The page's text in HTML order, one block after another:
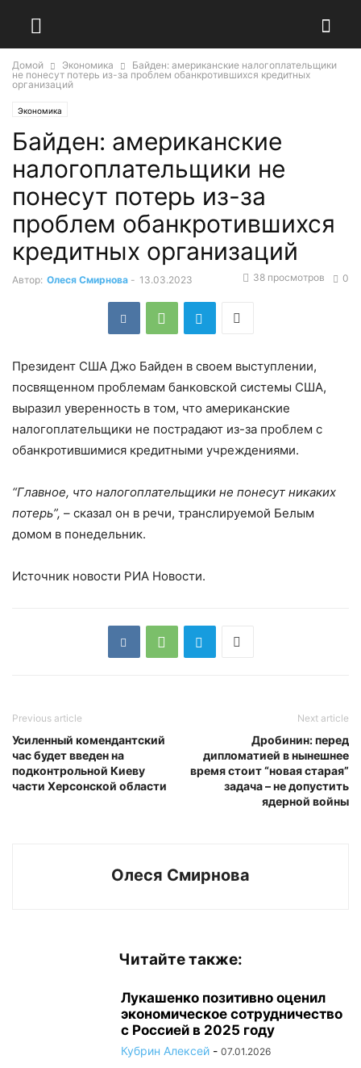
Домой Экономика
Байден: американские налогоплательщики
не понесут потерь из-за проблем обанкротившихся кредитных
организаций
Экономика
Байден: американские
налогоплательщики не
понесут потерь из-за
проблем обанкротившихся
кредитных организаций
Автор: Олеся Смирнова - 13.03.2023 0
38 просмотров
Президент США Джо Байден в своем выступлении,
посвященном проблемам банковской системы США,
выразил уверенность в том, что американские
налогоплательщики не пострадают из-за проблем с
обанкротившимися кредитными учреждениями.
“Главное, что налогоплательщики не понесут никаких
потерь”, – сказал он в речи, транслируемой Белым
домом в понедельник.
Источник новости РИА Новости.
Previous article
Усиленный комендантский
час будет введен на
подконтрольной Киеву
части Херсонской области
Next article
Дробинин: перед
дипломатией в нынешнее
время стоит “новая старая”
задача – не допустить
ядерной войны
Олеся Смирнова
Читайте также:
Лукашенко позитивно оценил
экономическое сотрудничество
с Россией в 2025 году
Кубрин Алексей - 07.01.2026